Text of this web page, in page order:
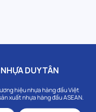
DUY TÂN
hiệu nhựa hàng đầu Việt
xuất nhựa hàng đầu ASEAN.